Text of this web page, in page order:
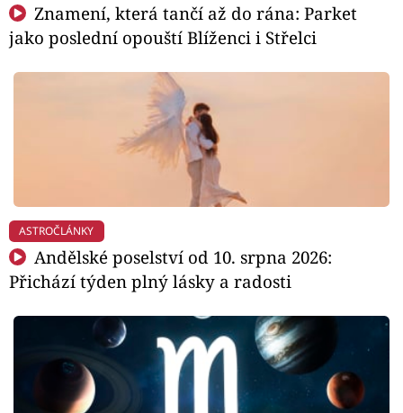
Znamení, která tančí až do rána: Parket
jako poslední opouští Blíženci i Střelci
ASTROČLÁNKY
Andělské poselství od 10. srpna 2026:
Přichází týden plný lásky a radosti